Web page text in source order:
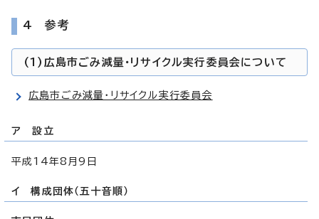
4 参考
(1)広島市ごみ減量・リサイクル実行委員会について
広島市ごみ減量・リサイクル実行委員会
ア 設立
平成14年8月9日
イ 構成団体（五十音順）